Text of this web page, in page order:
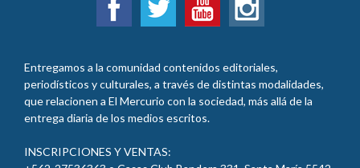
Entregamos a la comunidad contenidos editoriales,
periodísticos y culturales, a través de distintas modalidades,
que relacionen a El Mercurio con la sociedad, más allá de la
entrega diaria de los medios escritos.
INSCRIPCIONES Y VENTAS: